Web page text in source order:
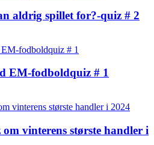
aldrig spillet for?-quiz # 2
EM-fodboldquiz # 1
vinterens største handler i